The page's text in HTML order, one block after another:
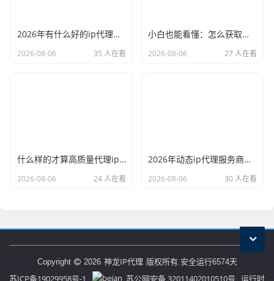
2026年有什么好的ip代理软件？亲测后我只推荐这几个
2026-08-06 35 人在看
小白也能看懂：怎么获取代理ip和端口号，一步步教会你
2026-08-06 27 人在看
什么样的才算高质量代理ip？资深玩家总结了三个硬指标
2026-08-06 24 人在看
2026年动态ip代理服务商有哪些？这份清单建议收藏
2026-08-06 30 人在看
Copyright 2026 神龙IP代理 版权所有.安全运行6574天
苏ICP备19029958号-1 苏公网安备 32011402010510号 运行时